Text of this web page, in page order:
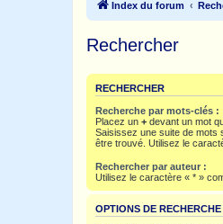
Index du forum
Rechercher
RECHERCHER
Recherche par mots-clés :
Placez un + devant un mot
Saisissez une suite de mots
être trouvé. Utilisez le
Rechercher par auteur :
Utilisez le caractère « * »
OPTIONS DE RECHERCHE